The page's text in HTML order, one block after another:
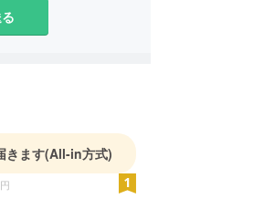
きます(All-in方式)
円